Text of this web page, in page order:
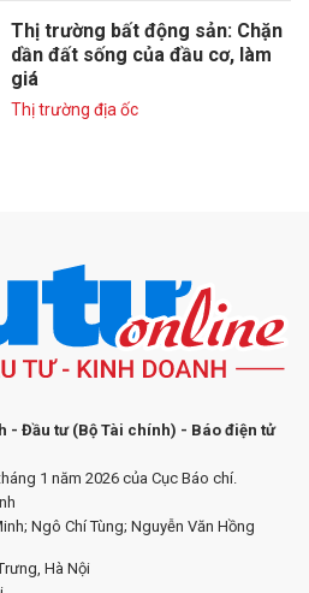
Thị trường bất động sản: Chặn
dần đất sống của đầu cơ, làm
giá
Thị trường địa ốc
- Đầu tư (Bộ Tài chính) - Báo điện tử
1 năm 2026 của Cục Báo chí.
Ngô Chí Tùng; Nguyễn Văn Hồng
Hà Nội